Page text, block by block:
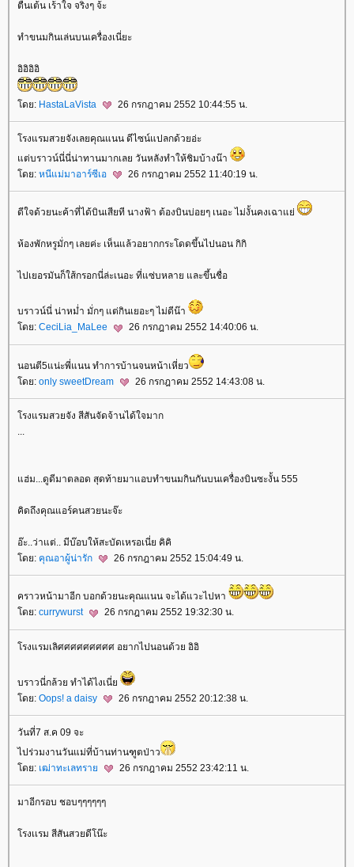
ตื่นเต้น เร้าใจ จริงๆ จ้ะ
ทำขนมกินเล่นบนเครื่องเนี่ยะ
อิอิอิอิ
ดย: HastaLaVista 26 กรกฎาคม 2552 10:44:55 น.
รงแรมสวยจังเลยคุณแนน ดีไซน์แปลกด้วยอ่ะ
ต่บราวน์นี่นี่น่าทานมากเลย วันหลังทำให้ชิมบ้างน๊า
ดย: หนีแม่มาอาร์ซีเอ 26 กรกฎาคม 2552 11:40:19 น.
ดีใจด้วยนะค้าที่ได้บินเสียที นางฟ้า ต้องบินบ่อยๆ เนอะ ไม่งั้นคงเฉาแย่
ห้องพักหรูมั่กๆ เลยค่ะ เห็นแล้วอยากกระโดดขึ้นไปนอน กิกิ
ไปเยอรมันก็ใส้กรอกนี่ล่ะเนอะ ที่แซ่บหลาย และขึ้นชื่อ
บราวน์นี่ น่าหม่ำ มั่กๆ แต่กินเยอะๆ ไม่ดีน๊า
ดย: CeciLia_MaLee 26 กรกฎาคม 2552 14:40:06 น.
นอนตี5แน่ะพี่แนน ทำการบ้านจนหน้าเหี่ยว
ดย: only sweetDream 26 กรกฎาคม 2552 14:43:08 น.
รงแรมสวยจัง สีสันจัดจ้านได้ใจมาก
...
ฮ่ม...ดูดีมาตลอด สุดท้ายมาแอบทำขนมกินกันบนเครื่องบินซะงั้น 555
คิดถึงคุณแอร์คนสวยนะจ๊ะ
อ๊ะ..ว่าแต่.. มีบ๊อบให้สะบัดเหรอเนี่ย คิคิ
ดย: คุณอาผู้น่ารัก 26 กรกฎาคม 2552 15:04:49 น.
คราวหน้ามาอีก บอกด้วยนะคุณแนน จะได้แวะไปหา
ดย: currywurst 26 กรกฎาคม 2552 19:32:30 น.
รงแรมเลิศศศศศศศศศ อยากไปนอนด้วย อิอิ
บราวนี่กล้วย ทำได้ไงเนี่
ดย: Oops! a daisy 26 กรกฎาคม 2552 20:12:38 น.
วันที่7 ส.ค 09 จะ
ไปร่วมงานวันแม่ที่บ้านท่านฑูตป่าว
ดย: เฒ่าทะเลทรา 26 กรกฎาคม 2552 23:42:11 น.
มาอีกรอบ ชอบๆๆๆๆๆๆ
รงเเรม สีสันสวยดีโน๊ะ